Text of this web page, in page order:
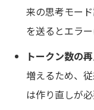
来の思考モー
を送るとエラ
トークン数の
増えるため、
は作り直しが